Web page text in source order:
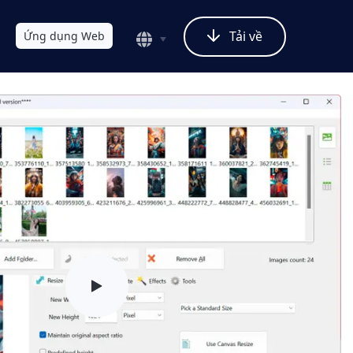
Tải về
Ứng dụng Web